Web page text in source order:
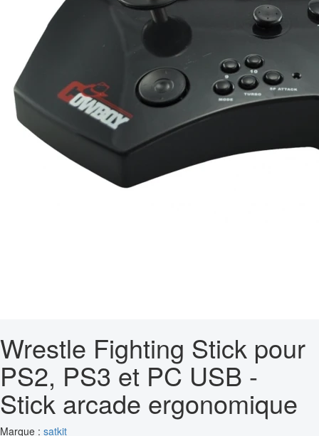
Wrestle Fighting Stick pour
PS2, PS3 et PC USB -
Stick arcade ergonomique
Marque : satkit